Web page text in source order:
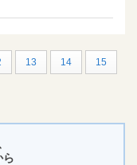
13 14 15
ら